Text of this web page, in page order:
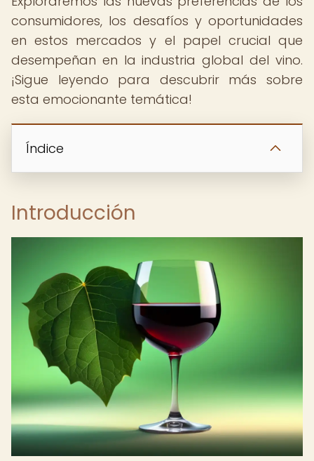
consumidores, los desafíos y oportunidades
en estos mercados y el papel crucial que
desempeñan en la industria global del vino.
¡Sigue leyendo para descubrir más sobre
esta emocionante temática!
Índice
Introducción